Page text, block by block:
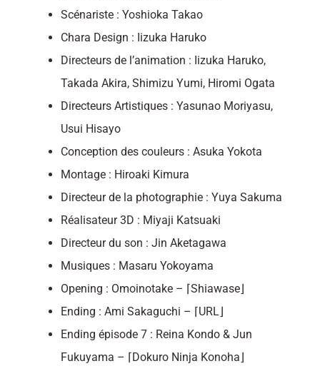
Scénariste : Yoshioka Takao
Chara Design : Iizuka Haruko
Directeurs de l’animation : Iizuka Haruko,
Takada Akira, Shimizu Yumi, Hiromi Ogata
Directeurs Artistiques : Yasunao Moriyasu,
Usui Hisayo
Conception des couleurs : Asuka Yokota
Montage : Hiroaki Kimura
Directeur de la photographie : Yuya Sakuma
Réalisateur 3D : Miyaji Katsuaki
Directeur du son : Jin Aketagawa
Musiques : Masaru Yokoyama
Opening : Omoinotake – ⌈Shiawase⌋
Ending : Ami Sakaguchi – ⌈URL⌋
Ending épisode 7 : Reina Kondo & Jun
Fukuyama – ⌈Dokuro Ninja Konoha⌋